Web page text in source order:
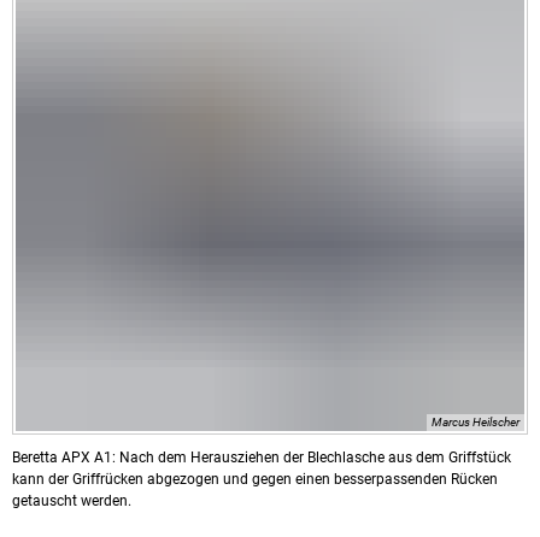
Marcus Heilscher
Beretta APX A1: Nach dem Herausziehen der Blechlasche aus dem Griffstück
kann der Griffrücken abgezogen und gegen einen besserpassenden Rücken
getauscht werden.